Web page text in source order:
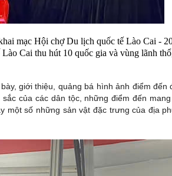
mạc Hội chợ Du lịch quốc tế Lào Cai -
Cai thu hút 10 quốc gia và vùng lãnh
giới thiệu, quảng bá hình ảnh điểm
của các dân tộc, những điểm đến
số những sản vật đặc trưng của địa